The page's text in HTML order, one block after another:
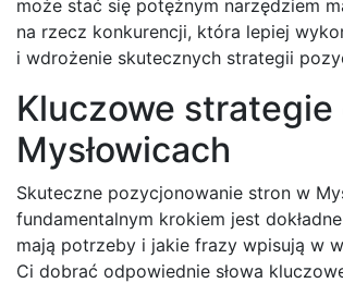
może stać się potężnym narzędziem
na rzecz konkurencji, która lepiej
i wdrożenie skutecznych strategii
Kluczowe
Mysłowicach
Skuteczne pozycjonowanie stron w
fundamentalnym krokiem jest
mają potrzeby i jakie frazy wpisują w
Ci dobrać odpowiednie słowa